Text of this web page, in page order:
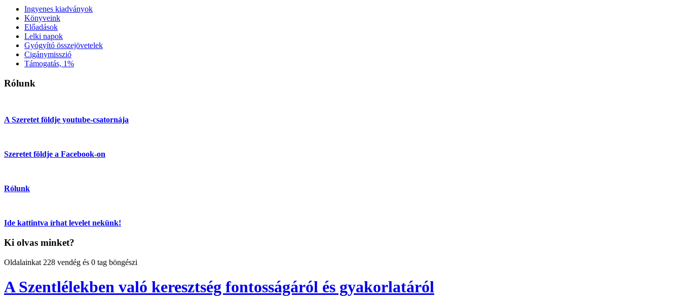
Ingyenes kiadványok
Könyveink
Előadások
Lelki napok
Gyógyító összejövetelek
Cigánymisszió
Támogatás, 1%
Rólunk
A Szeretet földje youtube-csatornája
Szeretet földje a Facebook-on
Rólunk
Ide kattintva írhat levelet nekünk!
Ki olvas minket?
Oldalainkat 228 vendég és 0 tag böngészi
A Szentlélekben való keresztség fontosságáról és gyakorlatáról